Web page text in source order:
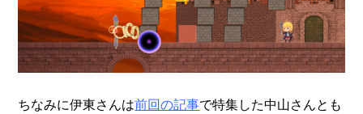
ちなみに伊東さんは前回の記事で特集した中山さんとも